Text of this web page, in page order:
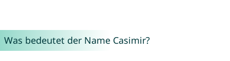
Was bedeutet der Name Casimir?